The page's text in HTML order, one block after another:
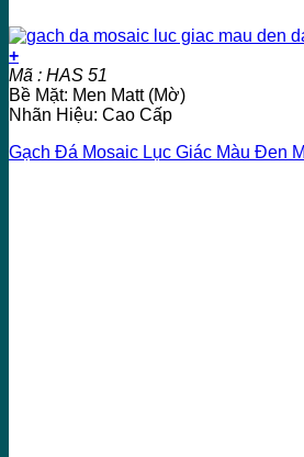
+
Mã : HAS 51
Bề Mặt: Men Matt (Mờ)
Nhãn Hiệu: Cao Cấp
Gạch Đá Mosaic Lục Giác Màu Đen